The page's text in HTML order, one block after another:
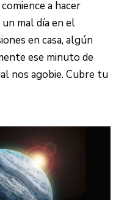
a hacer
mal día en el
en casa, algún
ese minuto de
nos agobie. Cubre tu